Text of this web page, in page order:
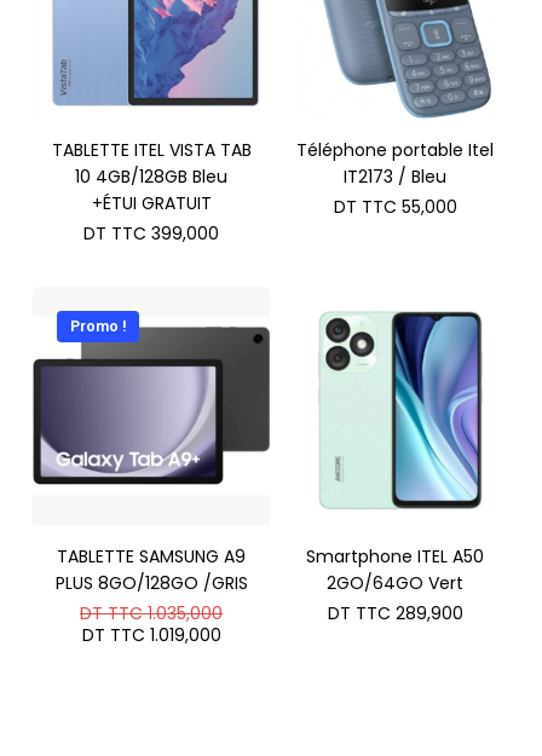
TABLETTE ITEL VISTA TAB
10 4GB/128GB Bleu
+ÉTUI GRATUIT
DT TTC 399,000
Téléphone portable Itel
IT2173 / Bleu
DT TTC 55,000
Promo !
TABLETTE SAMSUNG A9
PLUS 8GO/128GO /GRIS
DT TTC1.035,000Le
DT TTC 1.019,000Le
Smartphone ITEL A50
2GO/64GO Vert
DT TTC 289,900